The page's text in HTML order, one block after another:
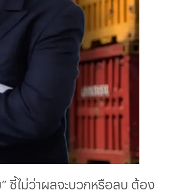
ชี้ไม่ว่าผลจะบวกหรือลบ ต้อง